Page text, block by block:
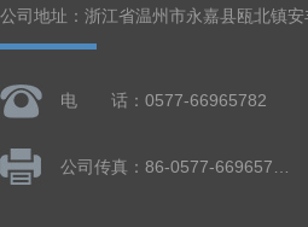
公司地址：浙江省温州市永嘉县瓯北镇
电 话：0577-66965782